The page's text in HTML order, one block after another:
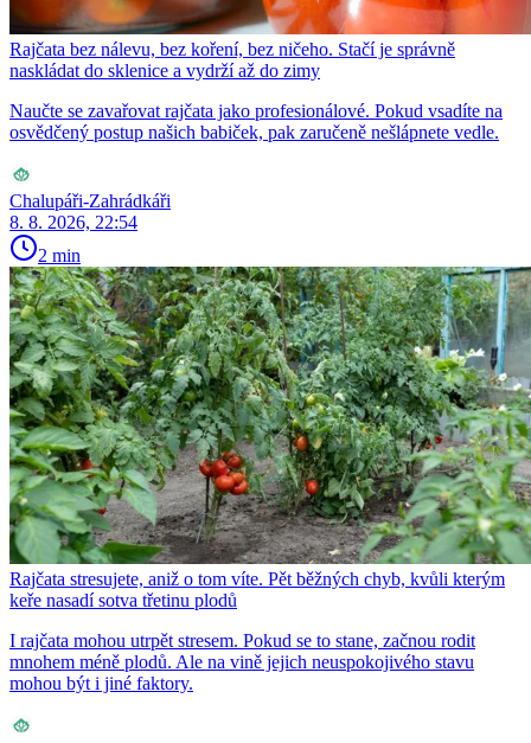
Rajčata bez nálevu, bez koření, bez ničeho. Stačí je správně
naskládat do sklenice a vydrží až do zimy
Naučte se zavařovat rajčata jako profesionálové. Pokud vsadíte na
osvědčený postup našich babiček, pak zaručeně nešlápnete vedle.
Chalupáři-Zahrádkáři
8. 8. 2026, 22:54
2 min
Rajčata stresujete, aniž o tom víte. Pět běžných chyb, kvůli kterým
keře nasadí sotva třetinu plodů
I rajčata mohou utrpět stresem. Pokud se to stane, začnou rodit
mnohem méně plodů. Ale na vině jejich neuspokojivého stavu
mohou být i jiné faktory.